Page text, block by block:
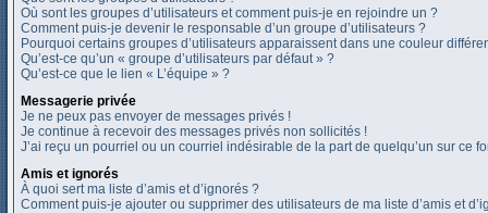
Où sont les groupes d’utilisateurs et comment puis-je en rejoindre un ?
Comment puis-je devenir le responsable d’un groupe d’utilisateurs ?
Pourquoi certains groupes d’utilisateurs apparaissent dans une couleur
Qu’est-ce qu’un « groupe d’utilisateurs par défaut » ?
Qu’est-ce que le lien « L’équipe » ?
Messagerie privée
Je ne peux pas envoyer de messages privés !
Je continue à recevoir des messages privés non sollicités !
J’ai reçu un pourriel ou un courriel indésirable de la part de quelqu’un sur ce
Amis et ignorés
À quoi sert ma liste d’amis et d’ignorés ?
Comment puis-je ajouter ou supprimer des utilisateurs de ma liste d’amis et